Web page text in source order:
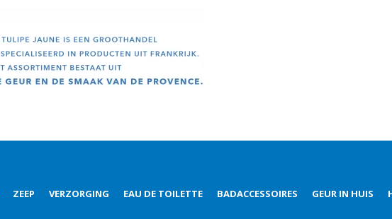
ZEEP VERZORGING EAU DE TOILETTE BADACCESSOIRES GEUR IN HUIS